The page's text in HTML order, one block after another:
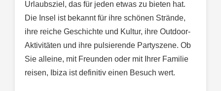
Urlaubsziel, das für jeden etwas zu bieten hat.
Die Insel ist bekannt für ihre schönen Strände,
ihre reiche Geschichte und Kultur, ihre Outdoor-
Aktivitäten und ihre pulsierende Partyszene. Ob
Sie alleine, mit Freunden oder mit Ihrer Familie
reisen, Ibiza ist definitiv einen Besuch wert.